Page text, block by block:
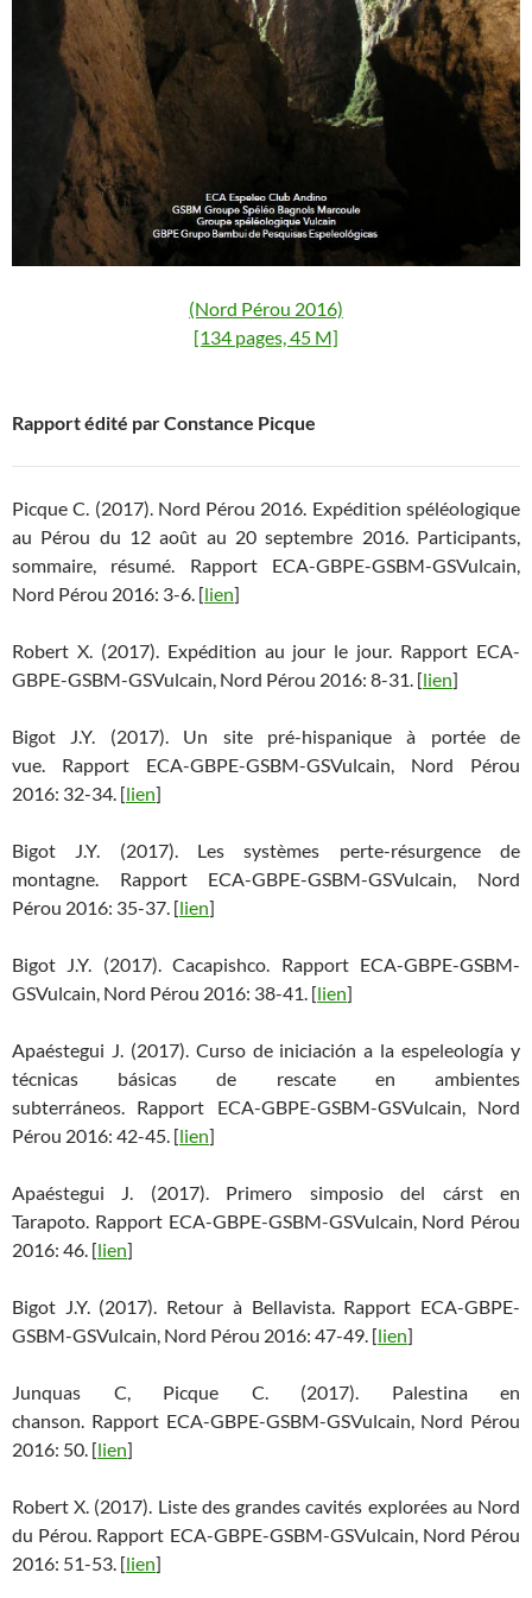
(Nord Pérou 2016)
[134 pages, 45 M]
Rapport édité par Constance Picque
Picque C. (2017). Nord Pérou 2016. Expédition spéléologique
au Pérou du 12 août au 20 septembre 2016. Participants,
sommaire, résumé. Rapport ECA-GBPE-GSBM-GSVulcain,
Nord Pérou 2016: 3-6. [lien]
Robert X. (2017). Expédition au jour le jour. Rapport ECA-
GBPE-GSBM-GSVulcain, Nord Pérou 2016: 8-31. [lien]
Bigot J.Y. (2017). Un site pré-hispanique à portée de
vue. Rapport ECA-GBPE-GSBM-GSVulcain, Nord Pérou
2016: 32-34. [lien]
Bigot J.Y. (2017). Les systèmes perte-résurgence de
montagne. Rapport ECA-GBPE-GSBM-GSVulcain, Nord
Pérou 2016: 35-37. [lien]
Bigot J.Y. (2017). Cacapishco. Rapport ECA-GBPE-GSBM-
GSVulcain, Nord Pérou 2016: 38-41. [lien]
Apaéstegui J. (2017). Curso de iniciación a la espeleología y
técnicas básicas de rescate en ambientes
subterráneos. Rapport ECA-GBPE-GSBM-GSVulcain, Nord
Pérou 2016: 42-45. [lien]
Apaéstegui J. (2017). Primero simposio del cárst en
Tarapoto. Rapport ECA-GBPE-GSBM-GSVulcain, Nord Pérou
2016: 46. [lien]
Bigot J.Y. (2017). Retour à Bellavista. Rapport ECA-GBPE-
GSBM-GSVulcain, Nord Pérou 2016: 47-49. [lien]
Junquas C, Picque C. (2017). Palestina en
chanson. Rapport ECA-GBPE-GSBM-GSVulcain, Nord Pérou
2016: 50. [lien]
Robert X. (2017). Liste des grandes cavités explorées au Nord
du Pérou. Rapport ECA-GBPE-GSBM-GSVulcain, Nord Pérou
2016: 51-53. [lien]